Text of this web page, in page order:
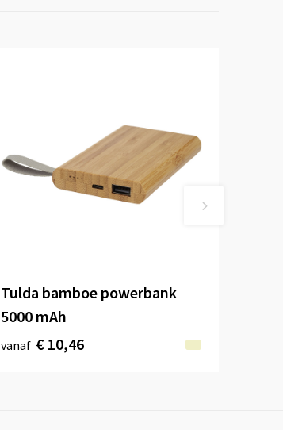
Tulda bamboe powerbank
5000 mAh
vanaf € 10,46